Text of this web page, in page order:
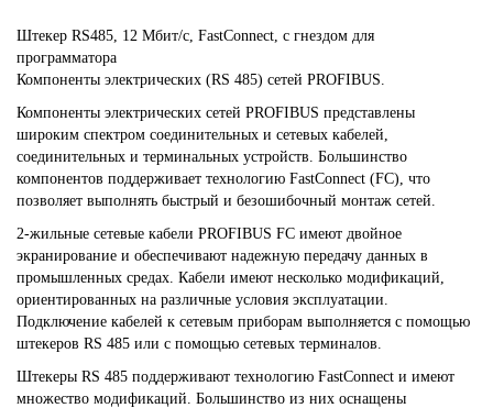
Штекер RS485, 12 Мбит/с, FastConnect, с гнездом для
программатора
Компоненты электрических (RS 485) сетей PROFIBUS.
Компоненты электрических сетей PROFIBUS представлены
широким спектром соединительных и сетевых кабелей,
соединительных и терминальных устройств. Большинство
компонентов поддерживает технологию FastConnect (FC), что
позволяет выполнять быстрый и безошибочный монтаж сетей.
2-жильные сетевые кабели PROFIBUS FC имеют двойное
экранирование и обеспечивают надежную передачу данных в
промышленных средах. Кабели имеют несколько модификаций,
ориентированных на различные условия эксплуатации.
Подключение кабелей к сетевым приборам выполняется с помощью
штекеров RS 485 или с помощью сетевых терминалов.
Штекеры RS 485 поддерживают технологию FastConnect и имеют
множество модификаций. Большинство из них оснащены